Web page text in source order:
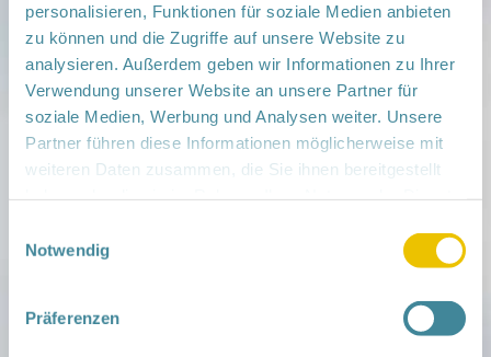
personalisieren, Funktionen für soziale Medien anbieten
zu können und die Zugriffe auf unsere Website zu
analysieren. Außerdem geben wir Informationen zu Ihrer
Verwendung unserer Website an unsere Partner für
soziale Medien, Werbung und Analysen weiter. Unsere
Partner führen diese Informationen möglicherweise mit
weiteren Daten zusammen, die Sie ihnen bereitgestellt
Notwendig
Präferenzen
Veranstaltungsort:
Klinik Gransee, Dachgeschoss, Meseberger Weg
12-13, 16775 Gransee
› auf Google Maps anzeigen
teilen
Weitere Infos: